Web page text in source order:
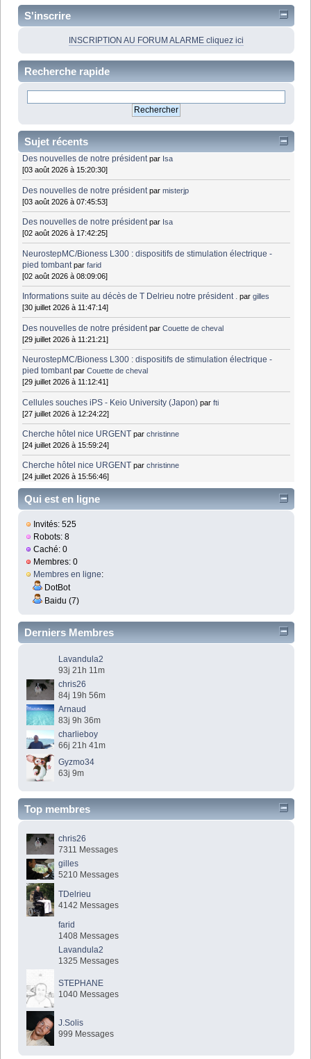
S'inscrire
INSCRIPTION AU FORUM ALARME cliquez ici
Recherche rapide
Sujet récents
Des nouvelles de notre président par Isa
[03 août 2026 à 15:20:30]
Des nouvelles de notre président parmisterjp
[03 août 2026 à 07:45:53]
Des nouvelles de notre président par Isa
[02 août 2026 à 17:42:25]
NeurostepMC/Bioness L300 : dispositifs de stimulation électrique -
pied tombant parfarid
[02 août 2026 à 08:09:06]
Informations suite au décès de T Delrieu notre président . pargilles
[30 juillet 2026 à 11:47:14]
Des nouvelles de notre président parCouette de cheval
[29 juillet 2026 à 11:21:21]
NeurostepMC/Bioness L300 : dispositifs de stimulation électrique -
pied tombant parCouette de cheval
[29 juillet 2026 à 11:12:41]
Cellules souches iPS - Keio University (Japon) parfti
[27 juillet 2026 à 12:24:22]
Cherche hôtel nice URGENT parchristinne
[24 juillet 2026 à 15:59:24]
Cherche hôtel nice URGENT parchristinne
[24 juillet 2026 à 15:56:46]
Qui est en ligne
Invités: 525
Robots: 8
Caché: 0
Membres: 0
Membres en ligne:
DotBot
Baidu (7)
Derniers Membres
Lavandula2
93j 21h 11m
chris26
84j 19h 56m
Arnaud
83j 9h 36m
charlieboy
66j 21h 41m
Gyzmo34
63j 9m
Top membres
chris26
7311 Messages
gilles
5210 Messages
TDelrieu
4142 Messages
farid
1408 Messages
Lavandula2
1325 Messages
STEPHANE
1040 Messages
J.Solis
999 Messages